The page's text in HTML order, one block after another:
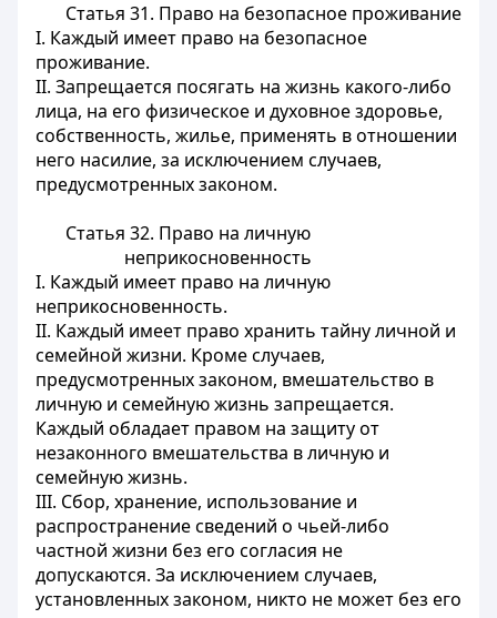
Статья 31. Право на безопасное проживание
I. Каждый имеет право на безопасное
проживание.
II. Запрещается посягать на жизнь какого-либо
лица, на его физическое и духовное здоровье,
собственность, жилье, применять в отношении
него насилие, за исключением случаев,
предусмотренных законом.
Статья 32. Право на личную
неприкосновенность
I. Каждый имеет право на личную
неприкосновенность.
II. Каждый имеет право хранить тайну личной и
семейной жизни. Кроме случаев,
предусмотренных законом, вмешательство в
личную и семейную жизнь запрещается.
Каждый обладает правом на защиту от
незаконного вмешательства в личную и
семейную жизнь.
III. Сбор, хранение, использование и
распространение сведений о чьей-либо
частной жизни без его согласия не
допускаются. За исключением случаев,
установленных законом, никто не может без его